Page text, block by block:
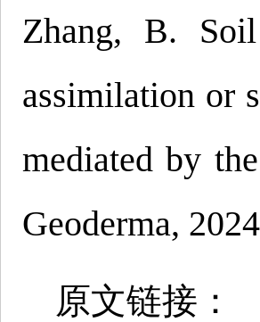
Zhang, B.
assimilation or
mediated by
Geoderma,
原文链接：